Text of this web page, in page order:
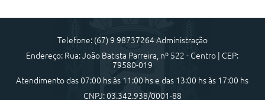
Telefone: (67) 9 98737264 Administração
Endereço: Rua: João Batista Parreira, nº 522 - Centro | CEP:
79580-019
Atendimento das 07:00 hs às 11:00 hs e das 13:00 hs às 17:00 hs
CNPJ: 03.342.938/0001-88